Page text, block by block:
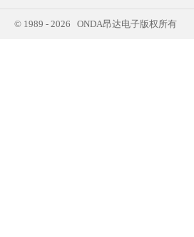
© 1989 - 2026 ONDA昂达电子版权所有